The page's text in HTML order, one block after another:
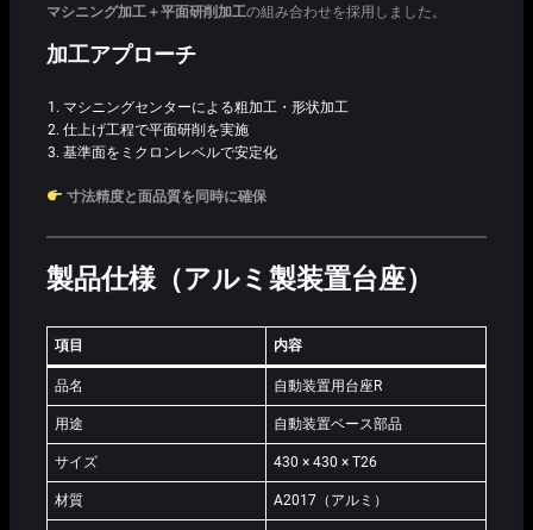
マシニング加工＋平面研削加工の組み合わせを採用しました。
加工アプローチ
マシニングセンターによる粗加工・形状加工
仕上げ工程で平面研削を実施
基準面をミクロンレベルで安定化
寸法精度と面品質を同時に確保
製品仕様（アルミ製装置台座）
項目 内容
品名 自動装置用台座R
用途 自動装置ベース部品
サイズ 430 × 430 × T26
材質 A2017（アルミ）